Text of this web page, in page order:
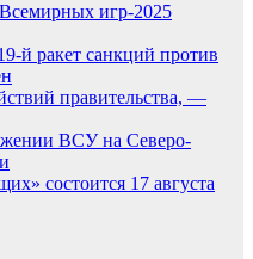
игр-2025
й ракет санкций против
правительства, —
ВСУ на Северо-
состоится 17 августа